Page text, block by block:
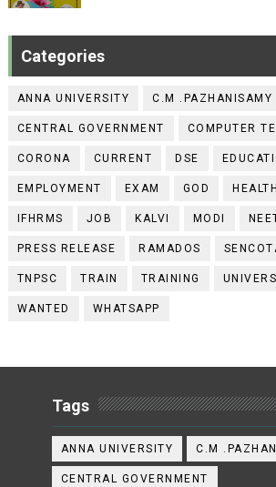
Categories
ANNA UNIVERSITY C.M .PAZHANISAMY
CENTRAL GOVERNMENT COMPUTER
CORONA CURRENT DSE
EMPLOYMENT EXAM GOD
IFHRMS JOB KALVI MODI
PRESS RELEASE RAMADOS
TNPSC TRAIN TRAINING
WANTED WHATSAPP
Tags
ANNA UNIVERSITY C.M
CENTRAL GOVERNMENT